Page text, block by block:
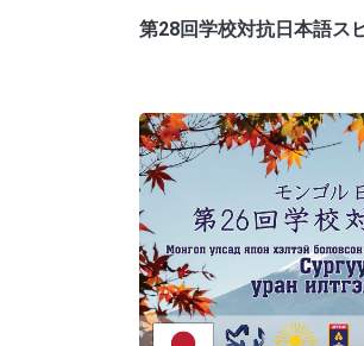
第28回学校対抗日本語ス